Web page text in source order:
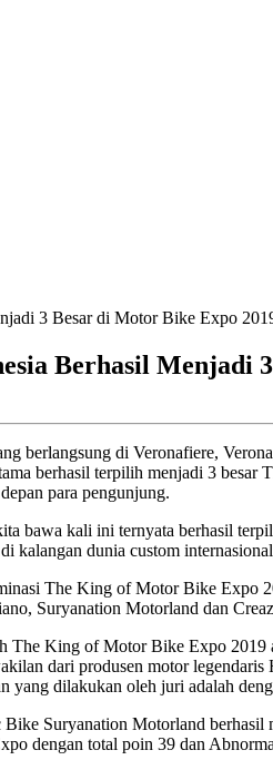
Berhasil Menjadi
berlangsung di Veronafiere,
berhasil terpilih menjadi 3
para pengunjung.
bawa kali ini ternyata berhasil
kalangan dunia custom
The King of Motor Bike
Suryanation Motorland dan
The King of Motor Bike Expo
dari produsen motor
yang dilakukan oleh juri adalah
Suryanation Motorland
dengan total poin 39 dan